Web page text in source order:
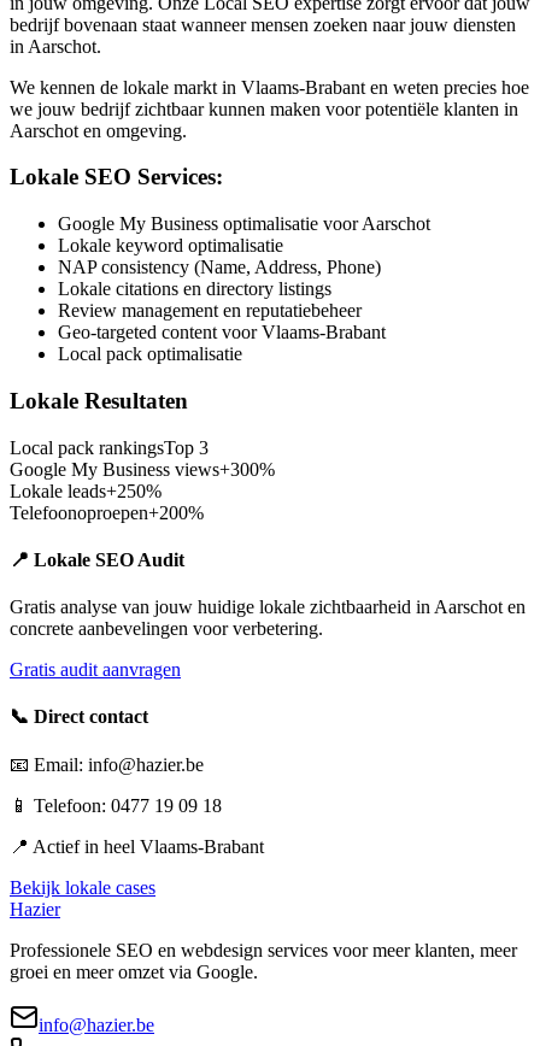
bedrijf bovenaan staat wanneer mensen zoeken naar jouw diensten
in Aarschot.
We kennen de lokale markt in Vlaams-Brabant en weten precies hoe
we jouw bedrijf zichtbaar kunnen maken voor potentiële klanten in
Aarschot en omgeving.
Lokale SEO Services:
Google My Business optimalisatie voor Aarschot
Lokale keyword optimalisatie
NAP consistency (Name, Address, Phone)
Lokale citations en directory listings
Review management en reputatiebeheer
Geo-targeted content voor Vlaams-Brabant
Local pack optimalisatie
Lokale Resultaten
Local pack rankingsTop 3
Google My Business views+300%
Lokale leads+250%
Telefoonoproepen+200%
📍 Lokale SEO Audit
Gratis analyse van jouw huidige lokale zichtbaarheid in Aarschot en
concrete aanbevelingen voor verbetering.
Gratis audit aanvragen
📞 Direct contact
📧 Email: info@hazier.be
📱 Telefoon: 0477 19 09 18
📍 Actief in heel Vlaams-Brabant
Bekijk lokale cases
Hazier
Professionele SEO en webdesign services voor meer klanten, meer
groei en meer omzet via Google.
info@hazier.be